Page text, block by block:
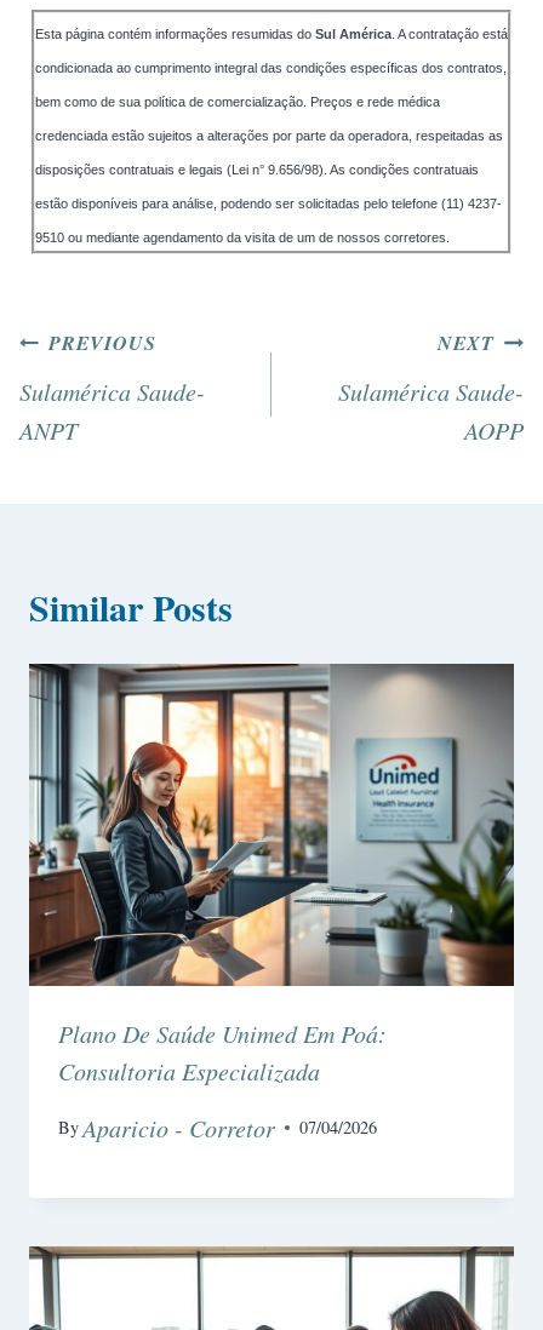
Esta página contém informações resumidas do Sul América . A contratação está
condicionada ao cumprimento integral das condições específicas dos contratos,
bem como de sua política de comercialização. Preços e rede médica
credenciada estão sujeitos a alterações por parte da operadora, respeitadas as
disposições contratuais e legais (Lei n° 9.656/98). As condições contratuais
estão disponíveis para análise, podendo ser solicitadas pelo telefone (11) 4237-
9510 ou mediante agendamento da visita de um de nossos corretores.
PREVIOUS
Sulamérica Saude-
ANPT
NEXT
Sulamérica Saude-
AOPP
Similar Posts
Plano De Saúde Unimed Em Poá:
Consultoria Especializada
ByAparicio - Corretor 07/04/2026